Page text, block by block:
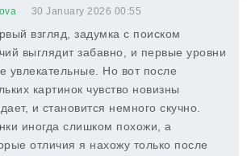
30 January 2026 00:55
взгляд, задумка с поиском
выглядит забавно, и первые уровни
увлекательные. Но вот после
картинок чувство новизны
и становится немного скучно.
иногда слишком похожи, а
отличия я нахожу только после